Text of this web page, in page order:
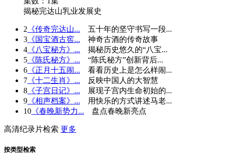
揭秘完达山乳业发展史
2 《传奇完达山...
五十年的坚守书写一段...
3 《国宝酒古窖...
神奇古酒的传奇故事
4 《八宝秘方》...
揭秘历史悠久的“八宝...
5 《陈氏秘方》...
“陈氏秘方”创新背后...
6 《正月十五闹...
看看历史上是怎么样闹...
7 《十二生肖》...
反映中国人的大智慧
8 《子宫日记》...
展现子宫内生命初始的...
9 《相声档案》...
用快乐的方式讲述马老...
10 《春晚新势力... 盘点春晚新亮点
高清纪录片检索 更多
按类型检索